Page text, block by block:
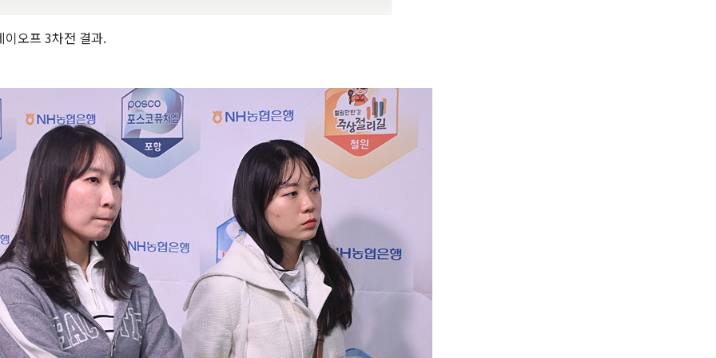
오프 3차전 결과.